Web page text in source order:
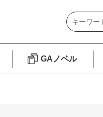
GAノベル